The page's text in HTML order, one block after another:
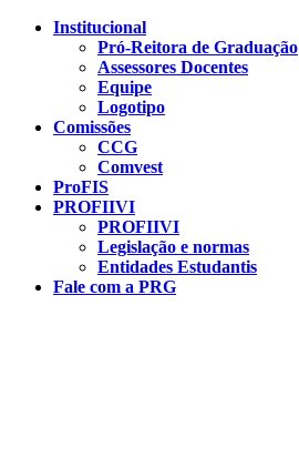
Conteúdo principal
Institucional
Pró-Reitora de Graduação
Assessores Docentes
Equipe
Logotipo
Comissões
CCG
Comvest
ProFIS
PROFIIVI
PROFIIVI
Legislação e normas
Entidades Estudantis
Fale com a PRG